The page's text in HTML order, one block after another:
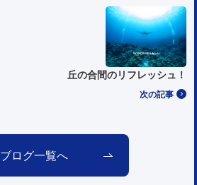
次の記事
丘の合間のリフレッシュ！
ブログ一覧へ